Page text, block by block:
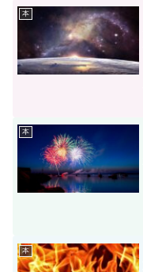
本
本
本